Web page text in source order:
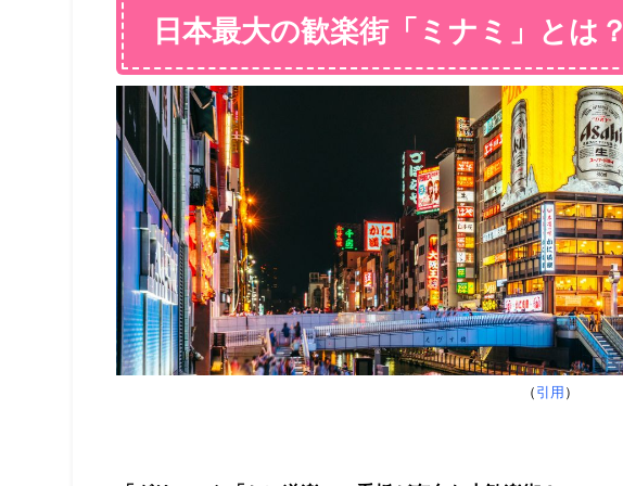
日本最大の歓楽街「ミナミ」とは？
（ 引用 ）